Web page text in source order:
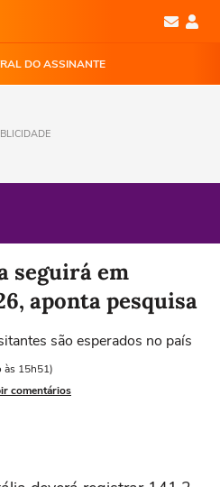
DO ASSINANTE
seguirá em
aponta pesquisa
são esperados no país
às 15h51)
comentários